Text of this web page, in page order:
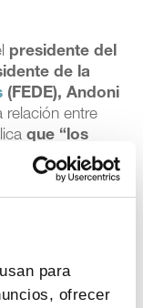
para
ofrecer
presidente del
de la
(FEDE), Andoni
relación entre
que “los
esperanza de
que
España siga
José Martínez
de